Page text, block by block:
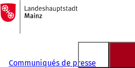
Accéder au contenu
Vers
la
page
d'accueil
Communiqués de presse